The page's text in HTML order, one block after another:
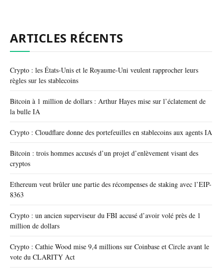
ARTICLES RÉCENTS
Crypto : les États-Unis et le Royaume-Uni veulent rapprocher leurs
règles sur les stablecoins
Bitcoin à 1 million de dollars : Arthur Hayes mise sur l’éclatement de
la bulle IA
Crypto : Cloudflare donne des portefeuilles en stablecoins aux agents IA
Bitcoin : trois hommes accusés d’un projet d’enlèvement visant des
cryptos
Ethereum veut brûler une partie des récompenses de staking avec l’EIP-
8363
Crypto : un ancien superviseur du FBI accusé d’avoir volé près de 1
million de dollars
Crypto : Cathie Wood mise 9,4 millions sur Coinbase et Circle avant le
vote du CLARITY Act